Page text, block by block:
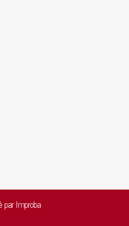
par Improba